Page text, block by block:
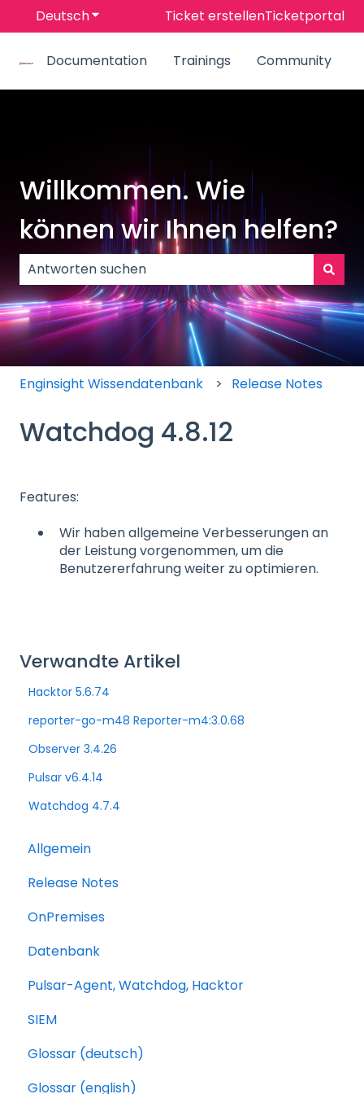
DeutschUntermenü für Übersetzungen anzeigen
Ticket erstellenTicketportal
Documentation Trainings Community
Willkommen. Wie
können wir Ihnen helfen?
Es gibt keine Vorschläge, da das Suchfeld leer ist.
Enginsight Wissendatenbank Release Notes
Watchdog 4.8.12
Features:
Wir haben allgemeine Verbesserungen an
der Leistung vorgenommen, um die
Benutzererfahrung weiter zu optimieren.
Verwandte Artikel
Hacktor 5.6.74
reporter-go-m48 Reporter-m4:3.0.68
Observer 3.4.26
Pulsar v6.4.14
Watchdog 4.7.4
Allgemein
Release Notes
OnPremises
Datenbank
Pulsar-Agent, Watchdog, Hacktor
SIEM
Glossar (deutsch)
Glossar (english)